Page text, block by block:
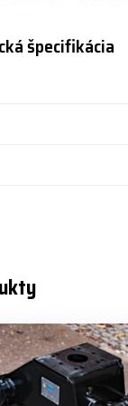
špecifikácia